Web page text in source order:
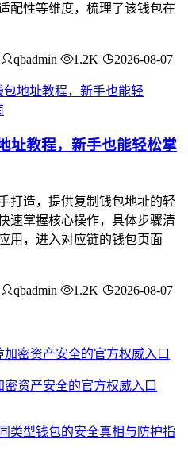
配性等维度，梳理了该钱包在
qbadmin 1.2K 2026-08-07
址教程，新手也能轻松掌
打造，提供复制钱包地址的轻
速掌握核心操作，具体步骤清
用，进入对应链的钱包页面
qbadmin 1.2K 2026-08-07
密资产安全的官方权威入口